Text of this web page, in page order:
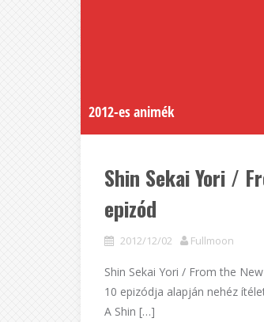
2012-es animék
Shin Sekai Yori /
epizód
2012/12/02 Fullmoon
Shin Sekai Yori / From the
10 epizódja alapján nehéz
A Shin […]